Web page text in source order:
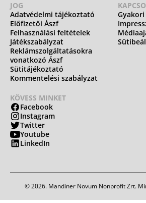
JOG
Adatvédelmi tájékoztató
Előfizetői Ászf
Felhasználási feltételek
Játékszabályzat
Reklámszolgáltatásokra
vonatkozó Ászf
Sütitájékoztató
Kommentelési szabályzat
KÖVESS MINKET
Facebook
Instagram
Twitter
Youtube
LinkedIn
© 2026. Mandiner Novum Nonprofit Zrt.